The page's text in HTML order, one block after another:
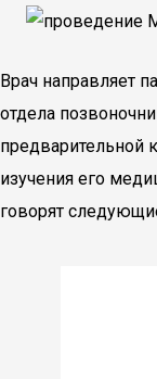
Врач направляет
отдела
предварительной
изучения его
говорят